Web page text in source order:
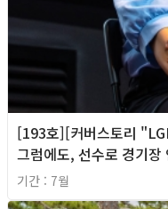
[193호][커버스토리
그럼에도, 선수로 경기장
기간 : 7월